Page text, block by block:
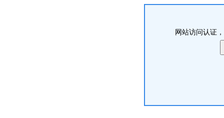
网站访问认证